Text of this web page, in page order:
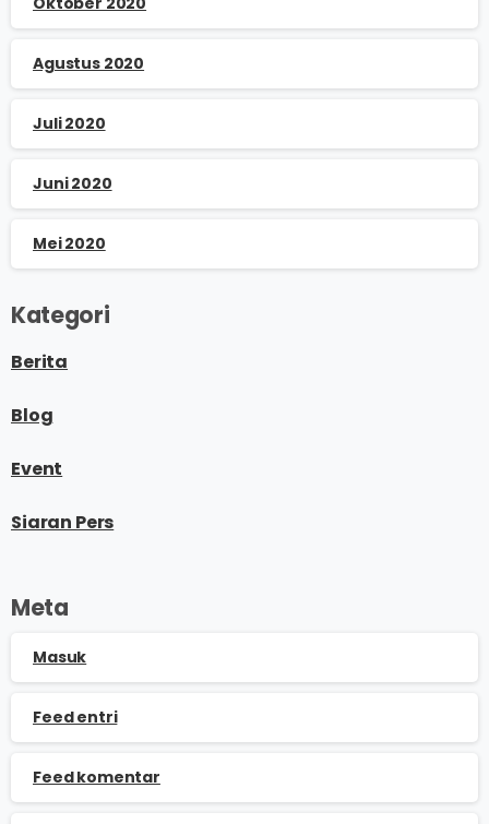
Agustus 2020
Juli 2020
Juni 2020
Mei 2020
Kategori
Berita
Blog
Event
Siaran Pers
Meta
Masuk
Feed entri
Feed komentar